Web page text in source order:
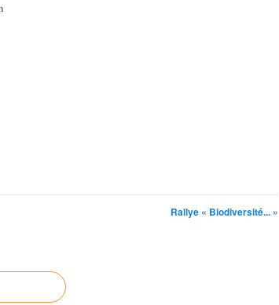
Rallye « Biodiversité... »